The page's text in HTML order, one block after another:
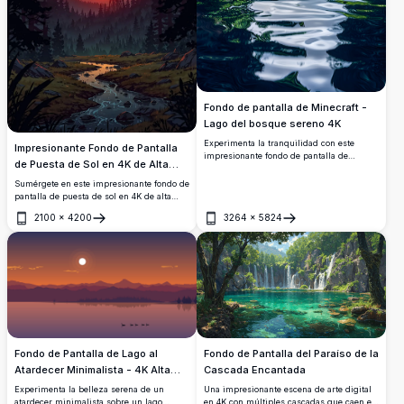
Impresionante Fondo de Pantalla
de Puesta de Sol en 4K de Alta
Resolución
Sumérgete en este impresionante fondo de
pantalla de puesta de sol en 4K de alta
nubes de color naranja y rosa ardientes,
un bosque sereno, un arroyo serpenteante
montañas distantes. Perfecto para realzar
tu escritorio o pantalla móvil con sus
colores detallados y vívidos y su
paisajismo tranquilo. Ideal para los
amantes de la naturaleza que buscan un
2100 × 4200
Abrir
Fondo de pantalla de Minecraft -
Lago del bosque sereno 4K
Experimenta la tranquilidad con este
impresionante fondo de pantalla de
ofreciendo una escapada virtual
inmersiva. Adaptada para dispositivos
móviles, esta imagen de alta resolución da
vida a la pacífica atmósfera de una
naturaleza bloqueada, siendo perfecta
para los entusiastas de Minecraft que
buscan mejorar su interfaz móvil con un
toque calmante.
3264 × 5824
Abrir
Fondo de Pantalla de Lago al
Atardecer Minimalista - 4K Alta
Resolución
Experimenta la belleza serena de un
atardecer minimalista sobre un lago
Fondo de Pantalla del Paraíso de la
Cascada Encantada
Una impresionante escena de arte digital
en 4K con múltiples cascadas que caen en